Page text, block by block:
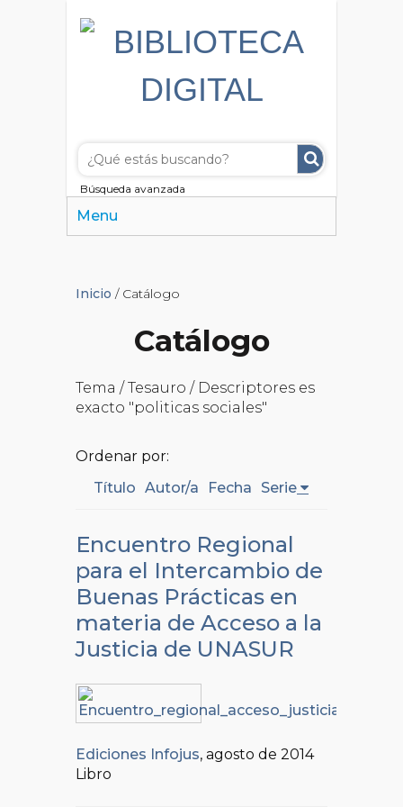
Búsqueda avanzada
Menu
Inicio / Catálogo
Catálogo
Tema / Tesauro / Descriptores es
exacto "politicas sociales"
Ordenar por:
Título Autor/a Fecha Serie
Encuentro Regional
para el Intercambio de
Buenas Prácticas en
materia de Acceso a la
Justicia de UNASUR
Ediciones Infojus, agosto de 2014
Libro